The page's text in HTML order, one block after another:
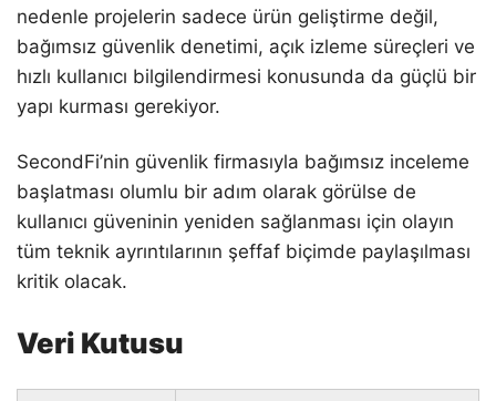
nedenle projelerin sadece ürün geliştirme değil,
bağımsız güvenlik denetimi, açık izleme süreçleri ve
hızlı kullanıcı bilgilendirmesi konusunda da güçlü bir
yapı kurması gerekiyor.
SecondFi’nin güvenlik firmasıyla bağımsız inceleme
başlatması olumlu bir adım olarak görülse de
kullanıcı güveninin yeniden sağlanması için olayın
tüm teknik ayrıntılarının şeffaf biçimde paylaşılması
kritik olacak.
Veri Kutusu